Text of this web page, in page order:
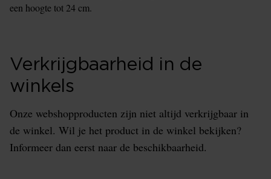
een hoogte tot 24 cm.
Verkrijgbaarheid in de
winkels
Onze webshopproducten zijn niet altijd verkrijgbaar in
de winkel. Wil je het product in de winkel bekijken?
Informeer dan eerst naar de beschikbaarheid.